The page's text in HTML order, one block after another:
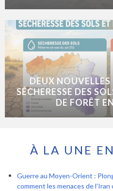
DEUX
SÉCHERESSE DES
DE FORÊT
À LA UNE
Guerre au Moyen-Orient :
comment les menaces de